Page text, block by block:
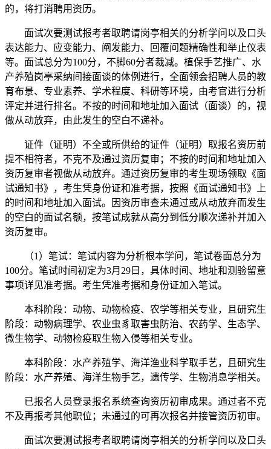
的，将打消聘用资历。
面试次要测试报考者取聘请岗亭相关的分析学问以及口头
表达能力、应变能力、阐发能力、回覆问题精确性和举止仪表
等。面试总分为100分，不脚60分者裁减。植保手艺推广、水
产养殖岗亭采纳间接面谈的体例进行，全面领会招聘人员的教
育布景、专业素养、学术程度、科研等环境，由考官进行分析
评定并进行排名。不按的时间和地址加入面试（面谈）的，视
做从动放弃，由此发生的空白不递补。
证件（证明）不全或所供给的证件（证明）取报名资历前
提不相符者，不克不及通过资历复审；不按的时间和地址加入
资历复审者视做从动放弃。通过资历复审的考生现场领取《面
试通知书》，考生凭身份证和准考据，按照《面试通知书》上
的时间和地址加入面试。因资历审查未通过或从动放弃而发生
的空白的面试名额，按笔试成就从高分到低分顺次递补并加入
资历复审。
（1）笔试：笔试内容为分析根本学问，笔试卷面总分为
100分。笔试时间初定为3月29日，具体时间、地址和测验留意
事项详见准考据。考生凭准考据和身份证加入笔试。
本科阶段：动物、动物检疫、农学等相关专业，且研究生
阶段：动物病理学、农业虫豸取害虫防治、农药学、生态学、
微生物学、动物检疫取生物入侵等相关专业。
本科阶段：水产养殖学、海洋渔业科学取手艺，且研究生
阶段：水产养殖、海洋生物手艺，遗传学、生物消息学相关。
已报名人员登录报名系统查询资历初审成果。通过者不克
不及再报考其他职位；未通过的可再次报名并接管资历初审。
面试次要测试报考者取聘请岗亭相关的分析学问以及口头